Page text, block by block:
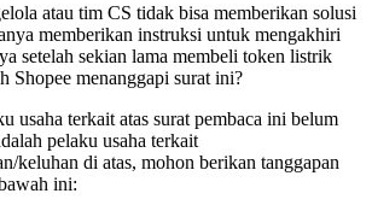
atau tim CS tidak bisa memberikan solusi
memberikan instruksi untuk mengakhiri
setelah sekian lama membeli token listrik
Shopee menanggapi surat ini?
usaha terkait atas surat pembaca ini belum
pelaku usaha terkait
keluhan di atas, mohon berikan tanggapan
ini: